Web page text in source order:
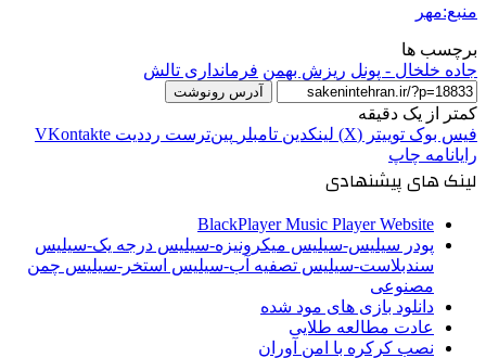
منبع:مهر
برچسب ها
جاده خلخال - پونل ریزش بهمن فرمانداری تالش
آدرس رونوشت
کمتر از یک دقیقه
فیس بوک توییتر (X) لینکدین ‫تامبلر ‫پین‌ترست ‫رددیت ‫VKontakte
رایانامه چاپ
لینک های پیشنهادی
BlackPlayer Music Player Website
پودر سیلیس-سیلیس میکرونیزه-سیلیس درجه یک-سیلیس
سندبلاست-سیلیس تصفیه آب-سیلیس استخر-سیلیس چمن
مصنوعی
دانلود بازی های مود شده
عادت مطالعه طلایی
نصب کرکره با امن آوران